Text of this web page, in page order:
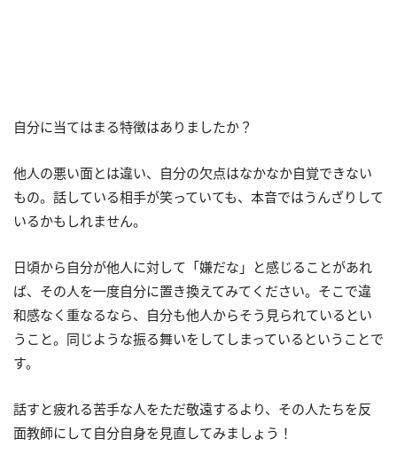
自分に当てはまる特徴はありましたか？
他人の悪い面とは違い、自分の欠点はなかなか自覚できない
もの。話している相手が笑っていても、本音ではうんざりして
いるかもしれません。
日頃から自分が他人に対して「嫌だな」と感じることがあれ
ば、その人を一度自分に置き換えてみてください。そこで違
和感なく重なるなら、自分も他人からそう見られているとい
うこと。同じような振る舞いをしてしまっているということで
す。
話すと疲れる苦手な人をただ敬遠するより、その人たちを反
面教師にして自分自身を見直してみましょう！